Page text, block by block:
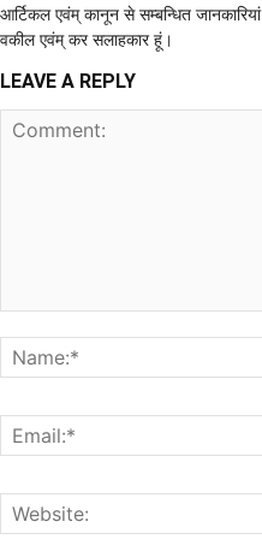
आर्टिकल एवंम् कानून से सम्बन्धित
वकील एवंम् कर सलाहकार हूं।
LEAVE A REPLY